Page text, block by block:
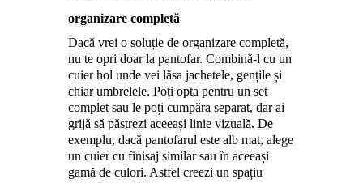
organizare completă
Dacă vrei o soluție de organizare completă,
nu te opri doar la pantofar. Combină-l cu un
cuier hol unde vei lăsa jachetele, gențile și
chiar umbrelele. Poți opta pentru un set
complet sau le poți cumpăra separat, dar ai
grijă să păstrezi aceeași linie vizuală. De
exemplu, dacă pantofarul este alb mat, alege
un cuier cu finisaj similar sau în aceeași
gamă de culori. Astfel creezi un spațiu